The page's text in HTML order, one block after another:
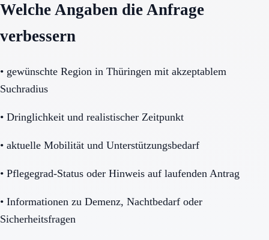
Welche Angaben die Anfrage
verbessern
• gewünschte Region in Thüringen mit akzeptablem
Suchradius
• Dringlichkeit und realistischer Zeitpunkt
• aktuelle Mobilität und Unterstützungsbedarf
• Pflegegrad-Status oder Hinweis auf laufenden Antrag
• Informationen zu Demenz, Nachtbedarf oder
Sicherheitsfragen